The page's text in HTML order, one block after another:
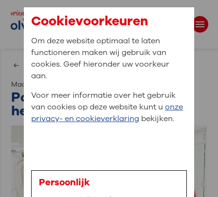
Waar bent u naar op zoek?
Zoekwoorden
Overzicht nieuws
maandag 16 februari 2026
Parelkoffers voor ouders in
het Anna Paviljoen
Cookievoorkeuren
Om deze website optimaal te laten
functioneren maken wij gebruik van
cookies. Geef hieronder uw voorkeur
aan.
Voor meer informatie over het gebruik
van cookies op deze website kunt u onze
privacy- en cookieverklaring bekijken.
Persoonlijk